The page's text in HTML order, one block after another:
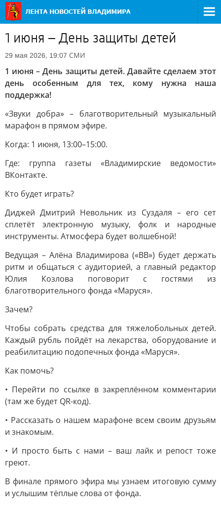
1 июня – День защиты детей
29 мая 2026, 19:07 СМИ
1 июня – День защиты детей. Давайте сделаем этот
день особенным для тех, кому нужна наша
поддержка!
«Звуки добра» – благотворительный музыкальный
марафон в прямом эфире.
Когда: 1 июня, 13:00–15:00.
Где: группа газеты «Владимирские ведомости»
ВКонтакте.
Кто будет играть?
Диджей Дмитрий Невольник из Суздаля – его сет
сплетёт электронную музыку, фолк и народные
инструменты. Атмосфера будет волшебной!
Ведущая – Алёна Владимирова («ВВ») будет держать
ритм и общаться с аудиторией, а главный редактор
Юлия Козлова поговорит с гостями из
благотворительного фонда «Маруся».
Зачем?
Чтобы собрать средства для тяжелобольных детей.
Каждый рубль пойдёт на лекарства, оборудование и
реабилитацию подопечных фонда «Маруся».
Как помочь?
• Перейти по ссылке в закреплённом комментарии
(там же будет QR-код).
• Рассказать о нашем марафоне всем своим друзьям
и знакомым.
• И просто быть с нами – ваш лайк и репост тоже
греют.
В финале прямого эфира мы узнаем итоговую сумму
и услышим тёплые слова от фонда.